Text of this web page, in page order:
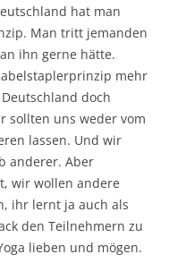
hat man
Man tritt jemanden
ihn gerne hätte.
mehr
doch
sollten uns weder vom
lassen. Und wir
anderer. Aber
wir wollen andere
ihr lernt ja auch als
den Teilnehmern zu
lieben und mögen.